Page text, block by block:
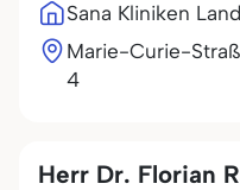
Sana Kliniken
Marie-Curie-
4
Herr Dr. Florian